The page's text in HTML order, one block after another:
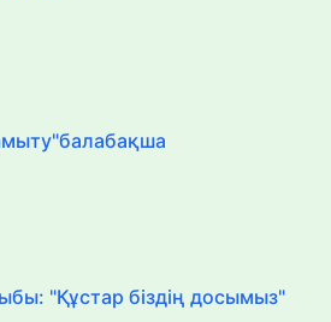
"Құстар біздің досымыз"